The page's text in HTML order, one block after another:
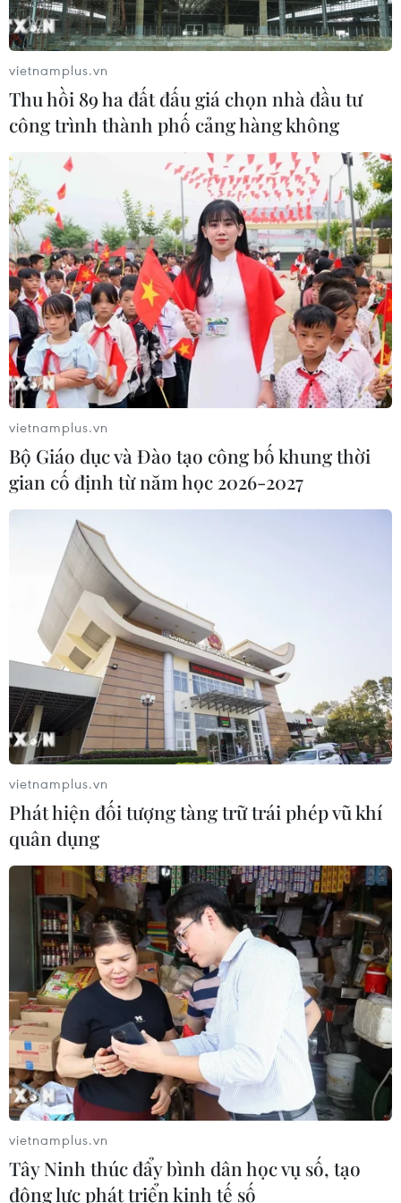
Để trái sầu riêng đáp ứng yêu cầu
xuất khẩu bền vững
07/08/2026 07:34
Tây Ninh thúc đẩy bình dân học vụ
số, tạo động lực phát triển kinh tế số
07/08/2026 07:17
Hàn Quốc đầu tư xây “Thung lũng
K-Vietnam” gắn với hậu duệ dòng họ
Lý
07/08/2026 06:30
Liên kết "ba nhà": Động lực thúc đẩy
đổi mới sáng tạo và nâng cao chất
lượng FDI
07/08/2026 05:48
BSR phối trộn thành công dầu Diesel
sinh học B5 và B10
07/08/2026 05:02
Cà Mau quảng bá thương hiệu, kết
nối đầu tư, đưa ngành tôm phát triển
bền vững
07/08/2026 03:04
Giá vàng trong nước giảm nhẹ,
triệu đồng
07/08/2026 02:21
Kho dự trữ khí đốt của EU còn chưa
đầy 60% ngay trước mùa Đông
07/08/2026 01:50
Phòng vệ thương mại và bài học
"chuẩn bị kỹ-thắng lớn" của doanh
nghiệp Việt
07/08/2026 01:14
vietnamplus.vn
Thu hồi 89 ha đất đấu giá chọn nhà đầu tư
công trình thành phố cảng hàng không
vietnamplus.vn
Bộ Giáo dục và Đào tạo công bố khung thời
gian cố định từ năm học 2026-2027
vietnamplus.vn
Phát hiện đối tượng tàng trữ trái phép vũ khí
quân dụng
vietnamplus.vn
Tây Ninh thúc đẩy bình dân học vụ số, tạo
động lực phát triển kinh tế số